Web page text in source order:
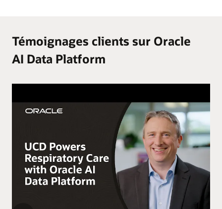
Témoignages clients sur Oracle
AI Data Platform